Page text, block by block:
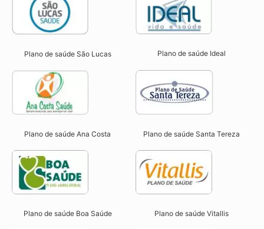
Plano de saúde São Lucas Plano de saúde Ideal
Plano de saúde Ana Costa Plano de saúde Santa Tereza
Plano de saúde Boa Saúde Plano de saúde Vitallis